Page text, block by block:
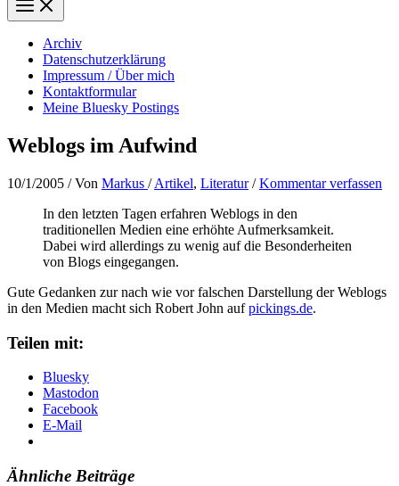
Menu
Archiv
Datenschutzerklärung
Impressum / Über mich
Kontaktformular
Meine Bluesky Postings
Weblogs im Aufwind
10/1/2005 / Von Markus /Artikel, Literatur/Kommentar verfassen
In den letzten Tagen erfahren Weblogs in den
traditionellen Medien eine erhöhte Aufmerksamkeit.
Dabei wird allerdings zu wenig auf die Besonderheiten
von Blogs eingegangen.
Gute Gedanken zur nach wie vor falschen Darstellung der Weblogs
in den Medien macht sich Robert John aufpickings.de.
Teilen mit:
Bluesky
Mastodon
Facebook
E-Mail
Ähnliche Beiträge